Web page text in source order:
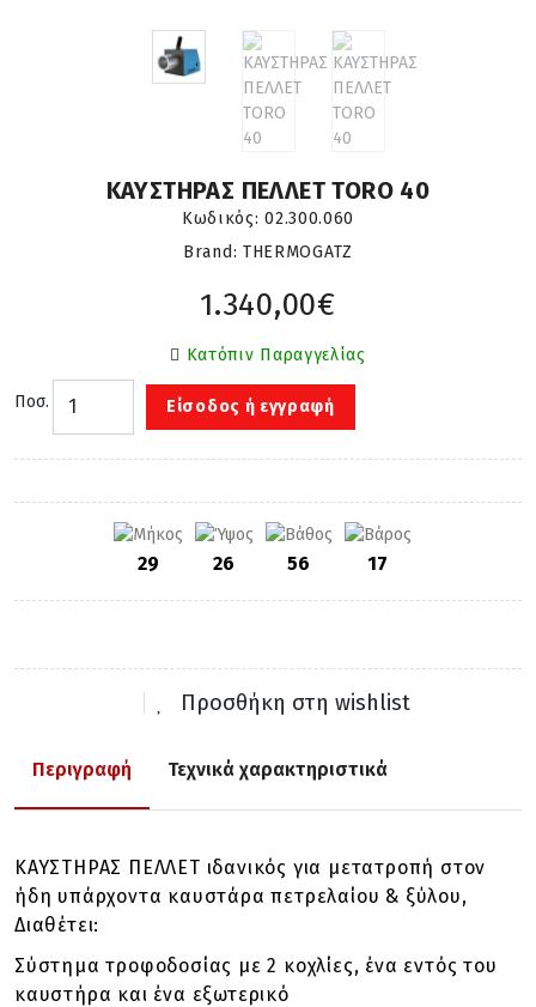
ΚΑΥΣΤΗΡΑΣ ΠΕΛΛΕΤ TORO 40
Κωδικός:02.300.060
Brand: THERMOGATZ
1.340,00€
Κατόπιν Παραγγελίας
Ποσ. Είσοδος ή εγγραφή
29 26 56 17
Προσθήκη στη wishlist
Περιγραφή Τεχνικά χαρακτηριστικά
ΚΑΥΣΤΗΡΑΣ ΠΕΛΛΕΤ ιδανικός για μετατροπή στον
ήδη υπάρχοντα καυστάρα πετρελαίου & ξύλου,
Διαθέτει:
Σύστημα τροφοδοσίας με 2 κοχλίες, ένα εντός του
καυστήρα και ένα εξωτερικό